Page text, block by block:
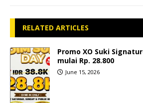
RELATED ARTICLES
Promo XO Suki
mulai Rp. 28.800
June 15, 2026